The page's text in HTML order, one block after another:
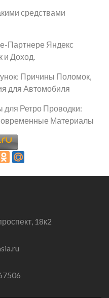
средствами
Партнере Яндекс
и Доход.
Причины Поломок,
для Автомобиля
Ретро Проводки:
Материалы
18к2